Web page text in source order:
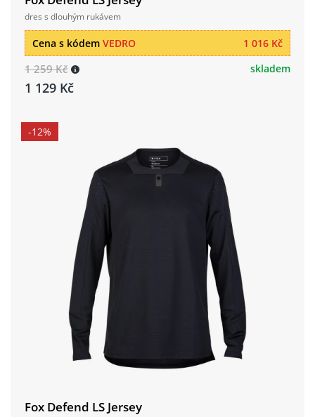
dres s dlouhým rukávem
1 016 Kč
Cena s kódem VEDRO
1 259 Kč
1 129 Kč
skladem
-12%
Fox Defend LS Jersey